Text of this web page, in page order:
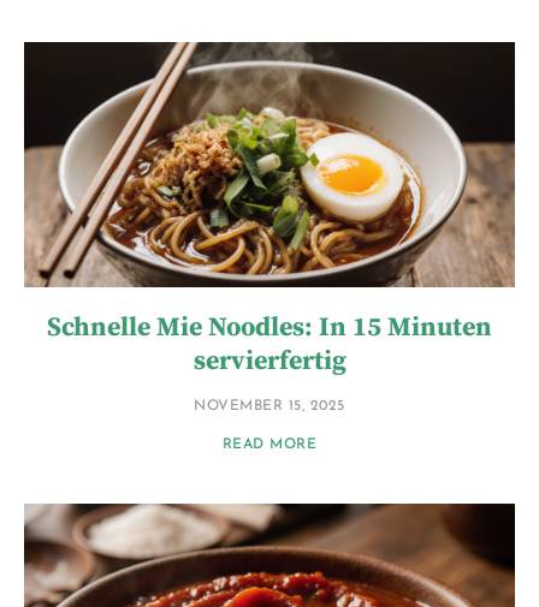
Schnelle Mie Noodles: In 15 Minuten
servierfertig
NOVEMBER 15, 2025
READ MORE